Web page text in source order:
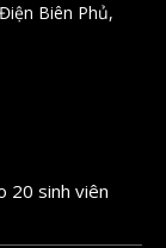
Biên Phủ,
20 sinh viên